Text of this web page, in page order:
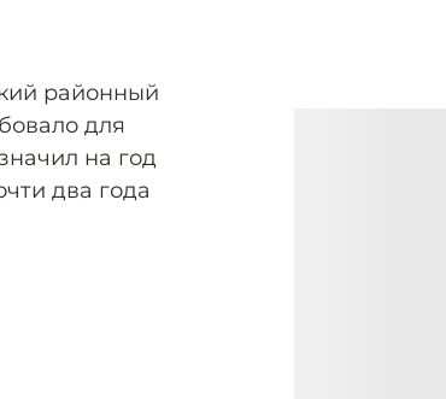
районный
для
на год
два года